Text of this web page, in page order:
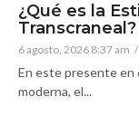
¿Qué es la
Transcraneal?
6 agosto, 2026 8:37 am /
En este presente en
moderna, el...